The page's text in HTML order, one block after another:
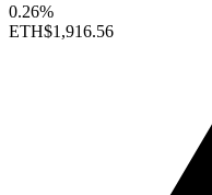
0.26%
ETH$1,916.56